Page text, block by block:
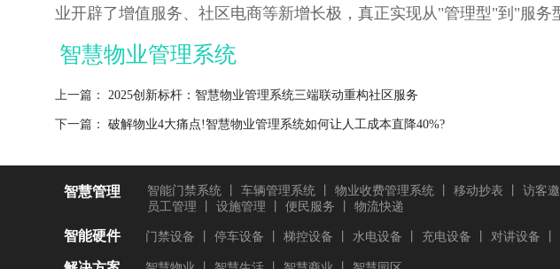
业开辟了增值服务、社区电商等新增长极，真正实现从"管理型"到"服务
智慧物业管理系统
上一篇： 2025创新标杆：智慧物业管理系统三端联动重构社区服务
下一篇： 破解物业4大痛点!智慧物业管理系统如何让人工成本直降40%?​
智慧管理 智能门禁系统 车辆管理系统 物业收费管理系统 移动抄表 访客
员工管理
设施管理 便民服务 物流快递
智能硬件 门禁设备 停车设备 梯控设备 水电设备 充电设备 对讲设备